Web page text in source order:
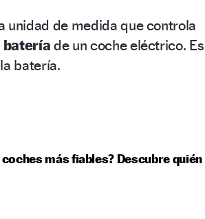
unidad de medida que controla
batería de un coche eléctrico. Es
batería.
más fiables? Descubre quién